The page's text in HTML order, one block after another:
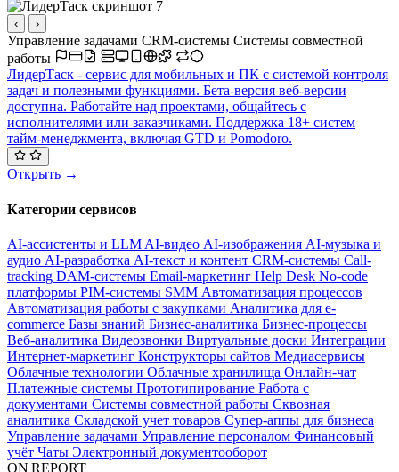
‹ ›
Управление задачами CRM-системы Системы совместной
работы
ЛидерТаск - сервис для мобильных и ПК с системой контроля
задач и полезными функциями. Бета-версия веб-версии
доступна. Работайте над проектами, общайтесь с
исполнителями или заказчиками. Поддержка 18+ систем
тайм-менеджмента, включая GTD и Pomodoro.
Открыть →
Категории сервисов
AI-ассистенты и LLM AI-видео AI-изображения AI-музыка и
аудио AI-разработка AI-текст и контент CRM-системы Call-
tracking DAM-системы Email-маркетинг Help Desk No-code
платформы PIM-системы SMM Автоматизация процессов
Автоматизация работы с закупками Аналитика для e-
commerce Базы знаний Бизнес-аналитика Бизнес-процессы
Веб-аналитика Видеозвонки Виртуальные доски Интеграции
Интернет-маркетинг Конструкторы сайтов Медиасервисы
Облачные технологии Облачные хранилища Онлайн-чат
Платежные системы Прототипирование Работа с
документами Системы совместной работы Сквозная
аналитика Складской учет товаров Супер-аппы для бизнеса
Управление задачами Управление персоналом Финансовый
учёт Чаты Электронный документооборот
ON REPORT